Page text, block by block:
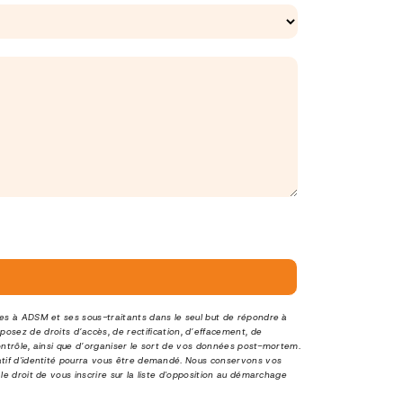
à ADSM et ses sous-traitants dans le seul but de répondre à
de droits d’accès, de rectification, d’effacement, de
ainsi que d’organiser le sort de vos données post-mortem.
d'identité pourra vous être demandé. Nous conservons vos
droit de vous inscrire sur la liste d'opposition au démarchage